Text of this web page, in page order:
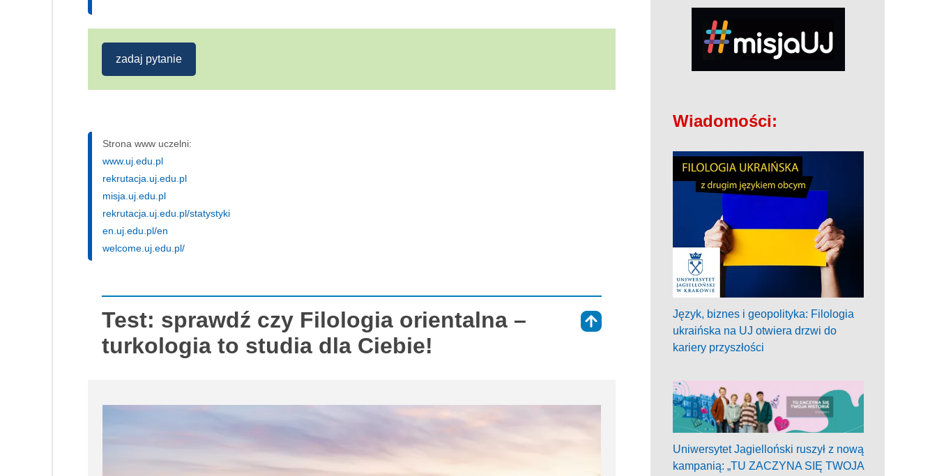
zadaj pytanie
Strona www uczelni:
www.uj.edu.pl
rekrutacja.uj.edu.pl
misja.uj.edu.pl
rekrutacja.uj.edu.pl/statystyki
en.uj.edu.pl/en
welcome.uj.edu.pl/
Test: sprawdź czy Filologia orientalna –
turkologia to studia dla Ciebie!
Wiadomości:
Język, biznes i geopolityka: Filologia
ukraińska na UJ otwiera drzwi do
kariery przyszłości
Uniwersytet Jagielloński ruszył z nową
kampanią: „TU ZACZYNA SIĘ TWOJA